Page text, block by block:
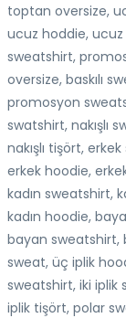
toptan oversize,
ucuz hoddie,
sweatshirt,
oversize, baskılı
promosyon
swatshirt, nakışlı
nakışlı tişört,
erkek hoodie,
kadın sweatshirt,
kadın hoodie,
bayan sweatshirt,
sweat, üç iplik
sweatshirt, iki iplik
iplik tişört, polar